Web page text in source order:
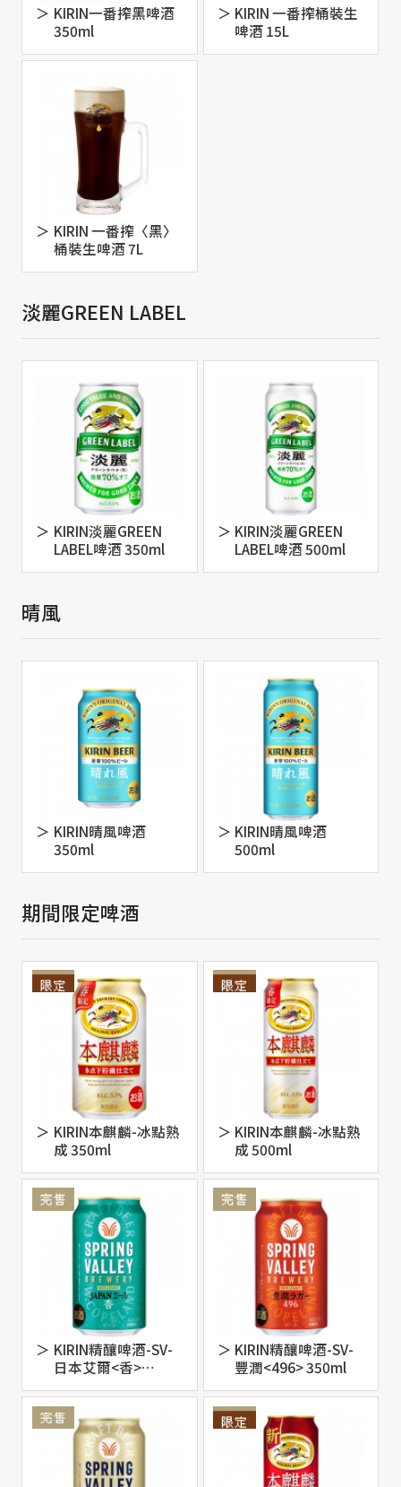
KIRIN一番搾黑啤酒
350ml
KIRIN 一番搾桶裝生
啤酒 15L
KIRIN 一番搾〈黑〉
桶裝生啤酒 7L
淡麗GREEN LABEL
KIRIN淡麗GREEN
LABEL啤酒 350ml
KIRIN淡麗GREEN
LABEL啤酒 500ml
晴風
KIRIN晴風啤酒
350ml
KIRIN晴風啤酒
500ml
期間限定啤酒
KIRIN本麒麟-冰點熟
成 350ml
KIRIN本麒麟-冰點熟
成 500ml
KIRIN精釀啤酒-SV-
日本艾爾<香>
KIRIN精釀啤酒-SV-
豐潤<496> 350ml